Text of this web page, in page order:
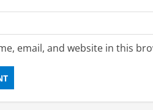
email, and website in this